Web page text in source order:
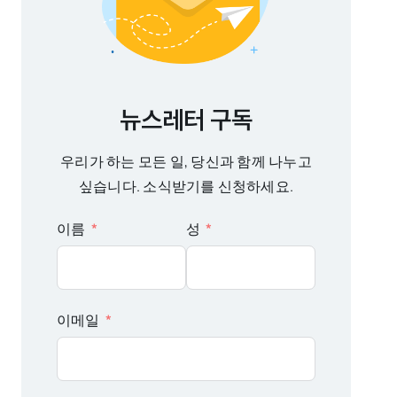
뉴스레터 구독
우리가 하는 모든 일, 당신과 함께 나누고
싶습니다. 소식받기를 신청하세요.
이름 성
이메일